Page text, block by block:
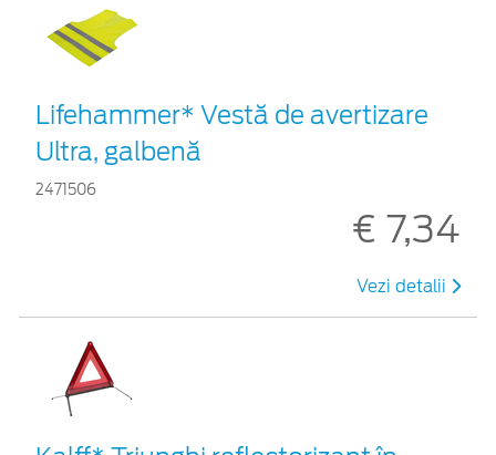
Lifehammer* Vestă de avertizare
Ultra, galbenă
2471506
€ 7,34
Vezi detalii